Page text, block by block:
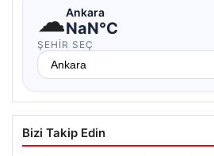
☁Ankara
NaN°C
ŞEHIR SEÇ
Bizi Takip Edin